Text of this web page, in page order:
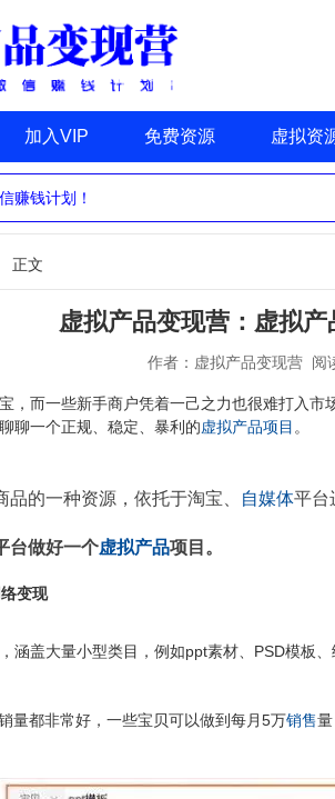
加入VIP 免费资源 虚拟资
赚钱计划！
正文
虚拟产品变现营：虚拟
作者：虚拟产品变现营 阅
，而一些新手商户凭着一己之力也很难打入
聊一个正规、稳定、暴利的虚拟产品项目 。
的一种资源，依托于淘宝、 自媒体平台
台做好一个虚拟产品项目。
变现
涵盖大量小型类目，例如ppt素材、PSD模板、
量都非常好，一些宝贝可以做到每月5万销售